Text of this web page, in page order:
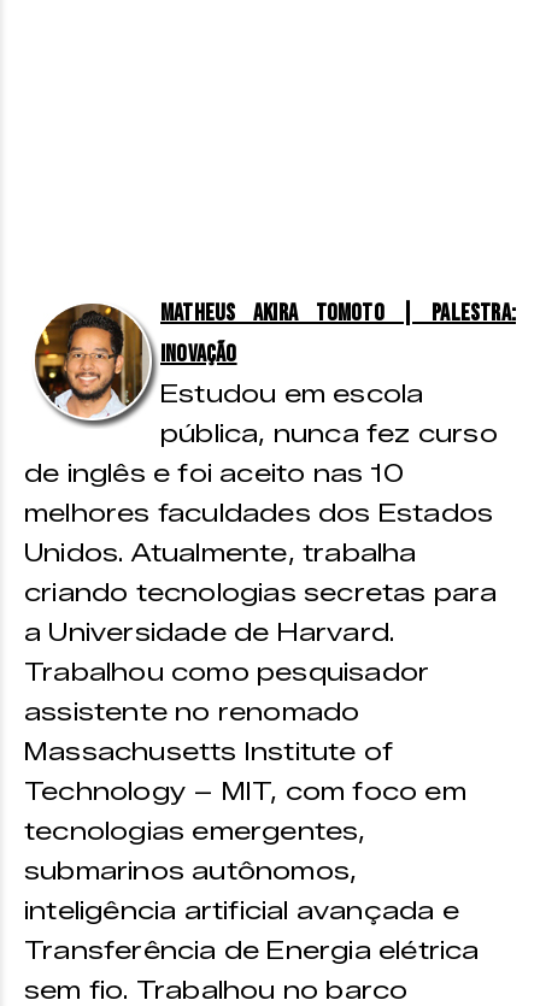
Matheus Akira Tomoto | Palestra:
Inovação
Estudou em escola
pública, nunca fez curso
de inglês e foi aceito nas 10
melhores faculdades dos Estados
Unidos. Atualmente, trabalha
criando tecnologias secretas para
a Universidade de Harvard.
Trabalhou como pesquisador
assistente no renomado
Massachusetts Institute of
Technology – MIT, com foco em
tecnologias emergentes,
submarinos autônomos,
inteligência artificial avançada e
Transferência de Energia elétrica
sem fio. Trabalhou no barco